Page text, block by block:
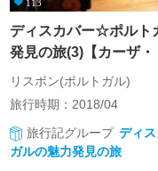
113
ディスカバー☆ポルト
発見の旅(3)【カーザ・
リスボン(ポルトガル)
旅行時期：2018/04
旅行記グループ ディ
ガルの魅力発見の旅